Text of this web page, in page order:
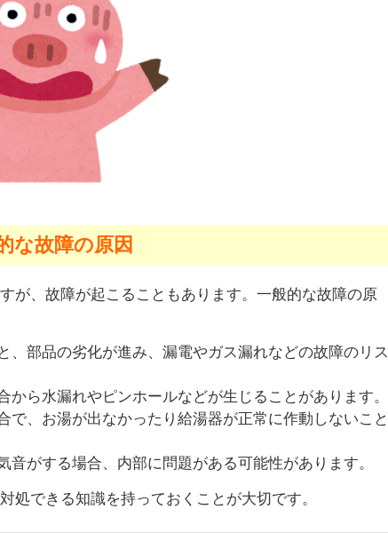
な故障の原因
が、故障が起こることもあります。一般的な故障の原
、部品の劣化が進み、漏電やガス漏れなどの故障のリス
から水漏れやピンホールなどが生じることがあります。
で、お湯が出なかったり給湯器が正常に作動しないこと
音がする場合、内部に問題がある可能性があります。
処できる知識を持っておくことが大切です。